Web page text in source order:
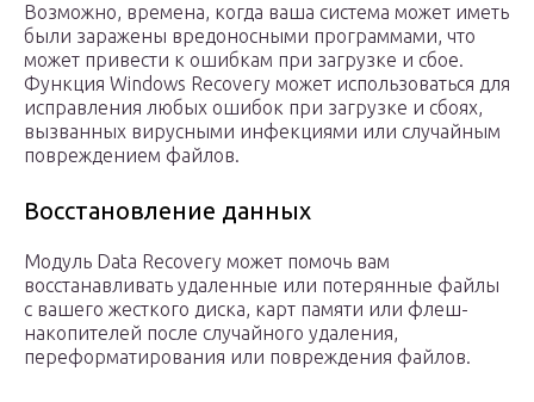
Возможно, времена, когда ваша система может иметь
были заражены вредоносными программами, что
может привести к ошибкам при загрузке и сбое.
Функция Windows Recovery может использоваться для
исправления любых ошибок при загрузке и сбоях,
вызванных вирусными инфекциями или случайным
повреждением файлов.
Восстановление данных
Модуль Data Recovery может помочь вам
восстанавливать удаленные или потерянные файлы
с вашего жесткого диска, карт памяти или флеш-
накопителей после случайного удаления,
переформатирования или повреждения файлов.